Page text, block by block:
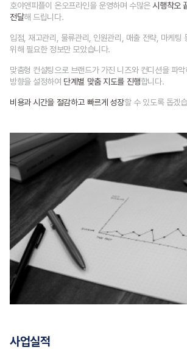
호야앤피플이 온오프라인을 운영하며 수많은시행착오
전달해 드립니다.
입점, 재고관리, 물류관리, 인원관리, 매출 전략, 마케팅
위해 필요한 정보만 모았습니다.
맞춤형 컨설팅으로 브랜드가 가진 니즈와 컨디션을 파악
방향을 설정하여 단계별 맞춤 지도를 진행합니다.
비용과 시간을 절감하고 빠르게 성장할 수 있도록 돕겠
사업실적